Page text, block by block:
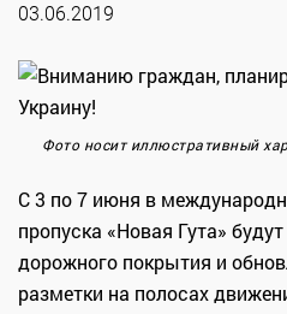
03.06.2019
Фото носит иллюстративный
С 3 по 7 июня в
пропуска «Новая Гута»
дорожного покрытия и
разметки на полосах